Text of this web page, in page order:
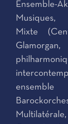
Musiques,
Mixte